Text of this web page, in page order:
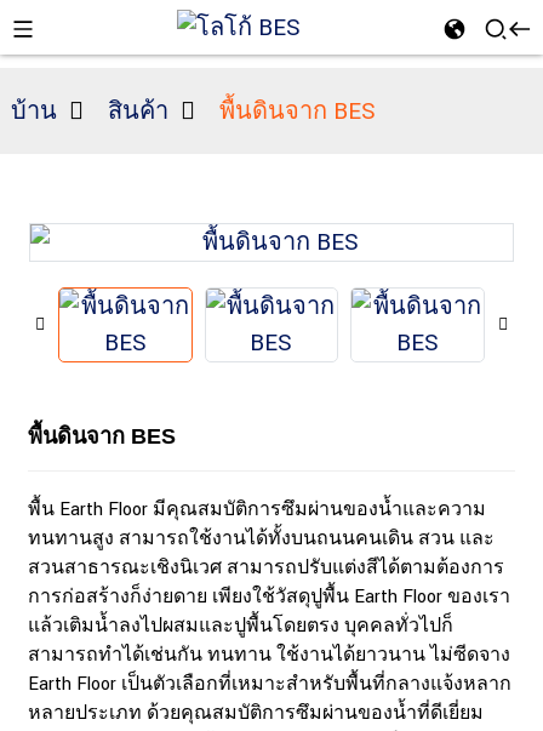
บ้าน สินค้า พื้นดินจาก BES
พื้นดินจาก BES
พื้น Earth Floor มีคุณสมบัติการซึมผ่านของน้ำและความ
ทนทานสูง สามารถใช้งานได้ทั้งบนถนนคนเดิน สวน และ
สวนสาธารณะเชิงนิเวศ สามารถปรับแต่งสีได้ตามต้องการ
การก่อสร้างก็ง่ายดาย เพียงใช้วัสดุปูพื้น Earth Floor ของเรา
แล้วเติมน้ำลงไปผสมและปูพื้นโดยตรง บุคคลทั่วไปก็
สามารถทำได้เช่นกัน ทนทาน ใช้งานได้ยาวนาน ไม่ซีดจาง
Earth Floor เป็นตัวเลือกที่เหมาะสำหรับพื้นที่กลางแจ้งหลาก
หลายประเภท ด้วยคุณสมบัติการซึมผ่านของน้ำที่ดีเยี่ยม